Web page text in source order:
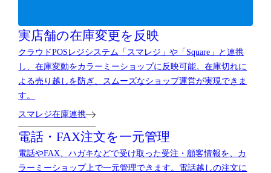
実店舗の在庫変更を反映
クラウドPOSレジシステム「スマレジ」や「Square」と連携
し、在庫変動をカラーミーショップに反映可能。在庫切れに
よる売り越しを防ぎ、スムーズなショップ運営が実現できま
す。
スマレジ在庫連携
電話・FAX注文を一元管理
電話やFAX、ハガキなどで受け取った受注・顧客情報を、カ
ラーミーショップ上で一元管理できます。電話越しの注文に